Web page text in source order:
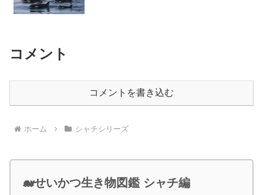
コメント
コメントを書き込む
ホーム シャチシリーズ
🐋せいかつ生き物図鑑 シャチ編